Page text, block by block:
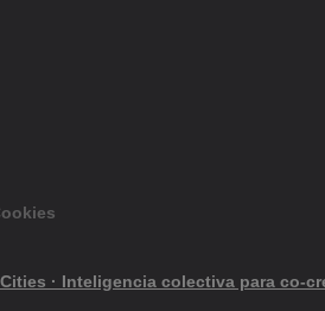
· Inteligencia colectiva para co-